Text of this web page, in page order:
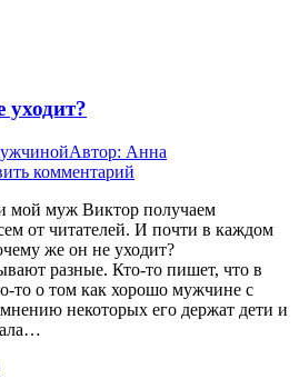
Автор: Анна
комментарий
мой муж Виктор получаем
от читателей. И почти в каждом
же он не уходит?
разные. Кто-то пишет, что в
то о том как хорошо мужчине с
некоторых его держат дети и